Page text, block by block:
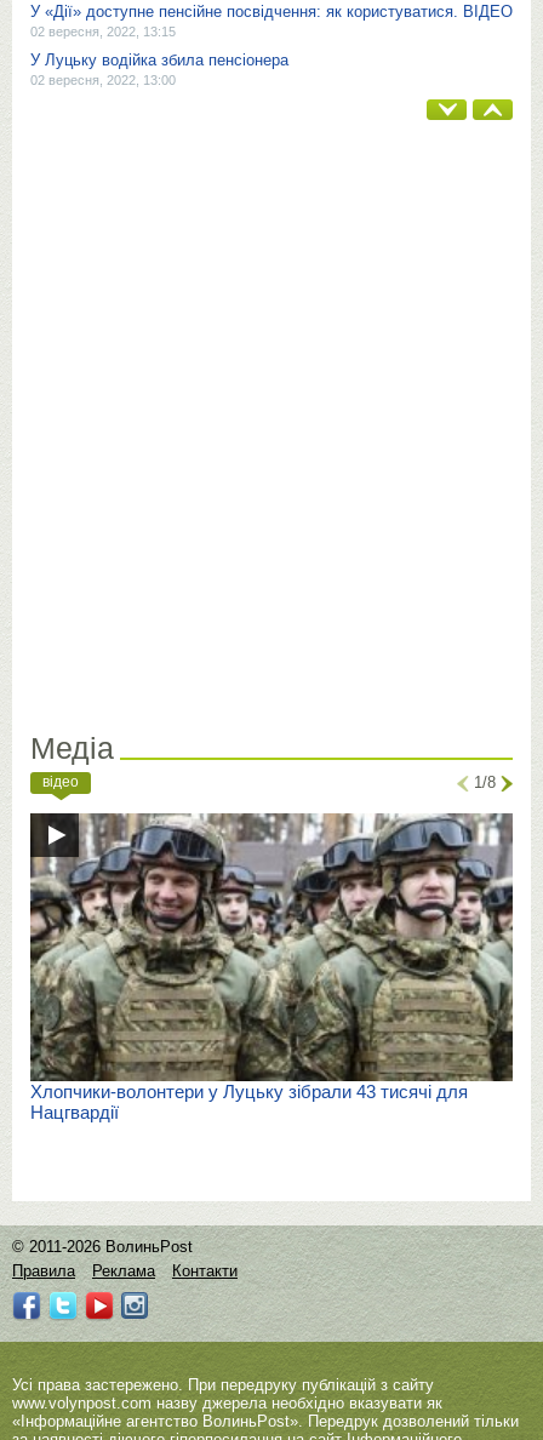
У «Дії» доступне пенсійне посвідчення: як користуватися. ВІДЕО
02 вересня, 2022, 13:15
У Луцьку водійка збила пенсіонера
02 вересня, 2022, 13:00
Медіа
відео 1/8
Хлопчики-волонтери у Луцьку зібрали 43 тисячі для
Нацгвардії
© 2011-2026 ВолиньPost
Правила
Реклама Контакти
Усі права застережено. При передруку публікацій з сайту
www.volynpost.com назву джерела необхідно вказувати як
«Інформаційне агентство ВолиньPost». Передрук дозволений тільки